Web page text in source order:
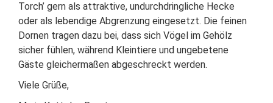
Torch’ gern als attraktive, undurchdringliche Hecke
oder als lebendige Abgrenzung eingesetzt. Die feinen
Dornen tragen dazu bei, dass sich Vögel im Gehölz
sicher fühlen, während Kleintiere und ungebetene
Gäste gleichermaßen abgeschreckt werden.
Viele Grüße,